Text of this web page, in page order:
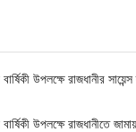
উপলক্ষে রাজধানীর
উপলক্ষে রাজধানীতে